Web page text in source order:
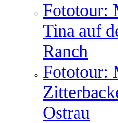
Fototour:
Tina auf
Ranch
Fototour:
Ostrau